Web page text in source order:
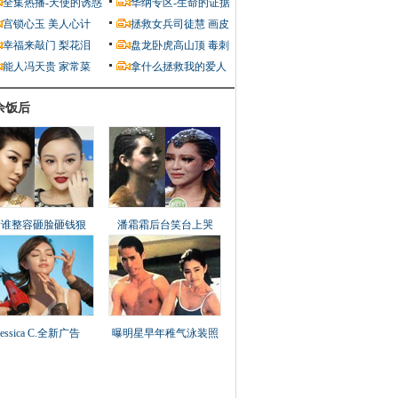
全集热播-天使的诱惑
华纳专区-生命的证据
宫锁心玉 美人心计 拯救女兵司徒慧 画皮
幸福来敲门 梨花泪 盘龙卧虎高山顶 毒刺
能人冯天贵 家常菜 拿什么拯救我的爱人
饭后
整容砸脸砸钱狠 潘霜霜后台笑台上哭
C.全新广告 曝明星早年稚气泳装照